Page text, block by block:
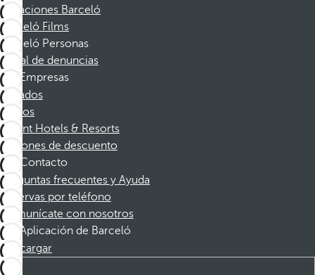
Vacaciones Barceló
Barceló Films
Barceló Personas
Canal de denuncias
Empresas
Afiliados
Socios
Dorint Hotels & Resorts
Cupones de descuento
Contacto
Preguntas frecuentes y Ayuda
Reservas por teléfono
Comunícate con nosotros
Aplicación de Barceló
Descargar